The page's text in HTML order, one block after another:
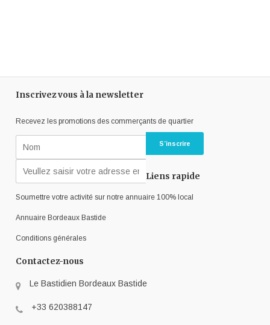
Inscrivez vous à la newsletter
Recevez les promotions des commerçants de quartier
Liens rapide
Soumettre votre activité sur notre annuaire 100% local
Annuaire Bordeaux Bastide
Conditions générales
Contactez-nous
Le Bastidien Bordeaux Bastide
+33 620388147